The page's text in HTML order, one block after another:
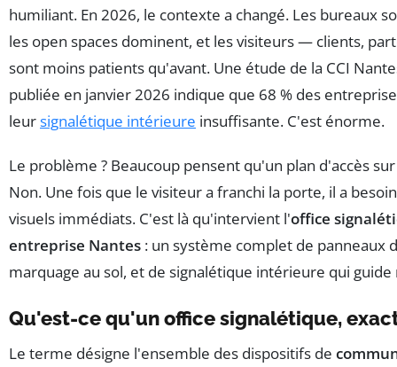
humiliant. En 2026, le contexte a changé. Les bureaux
les open spaces dominent, et les visiteurs — clients,
sont moins patients qu'avant. Une étude de la CCI
publiée en janvier 2026 indique que 68 % des
leursignalétique intérieure insuffisante. C'est énorme.
Le problème ? Beaucoup pensent qu'un plan d'accès
Non. Une fois que le visiteur a franchi la porte, il a
visuels immédiats. C'est là qu'intervient l'office
entreprise Nantes : un système complet de panneaux
marquage au sol, et de signalétique intérieure qui
Qu'est-ce qu'un office signalétique,
Le terme désigne l'ensemble des dispositifs de